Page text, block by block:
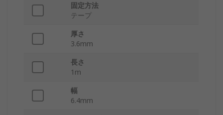
固定方法
テープ
厚さ
3.6mm
長さ
1m
幅
6.4mm